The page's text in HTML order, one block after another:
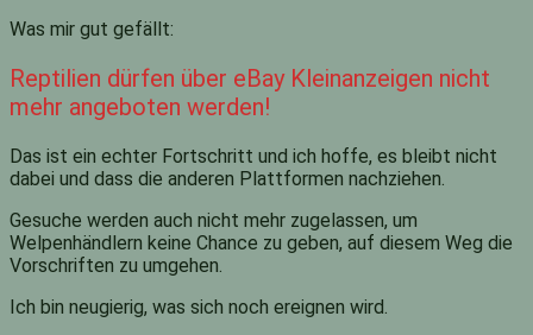
Was mir gut gefällt:
Reptilien dürfen über eBay Kleinanzeigen nicht
mehr angeboten werden!
Das ist ein echter Fortschritt und ich hoffe, es bleibt nicht
dabei und dass die anderen Plattformen nachziehen.
Gesuche werden auch nicht mehr zugelassen, um
Welpenhändlern keine Chance zu geben, auf diesem Weg die
Vorschriften zu umgehen.
Ich bin neugierig, was sich noch ereignen wird.